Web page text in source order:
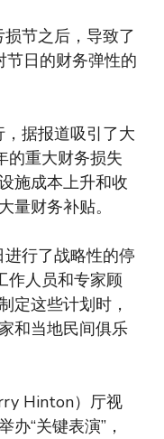
节之后，导致了
节日的财务弹性的
据报道吸引了大
重大财务损失
施成本上升和收
量财务补贴。
行了战略性的停
作人员和专家顾
定这些计划时，
和当地民间俱乐
Hinton）厅视
“关键表演”，